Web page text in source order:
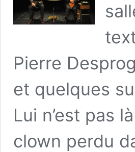
Pierre
et quelques
Lui n’est pas
clown perdu